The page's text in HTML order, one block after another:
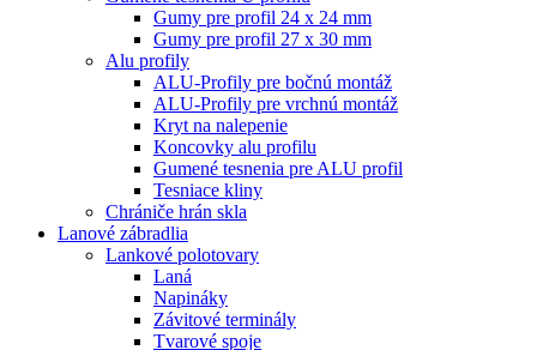
Gumy pre profil 24 x 24 mm
Gumy pre profil 27 x 30 mm
Alu profily
ALU-Profily pre bočnú montáž
ALU-Profily pre vrchnú montáž
Kryt na nalepenie
Koncovky alu profilu
Gumené tesnenia pre ALU profil
Tesniace kliny
Chrániče hrán skla
Lanové zábradlia
Lankové polotovary
Laná
Napináky
Závitové terminály
Tvarové spoje